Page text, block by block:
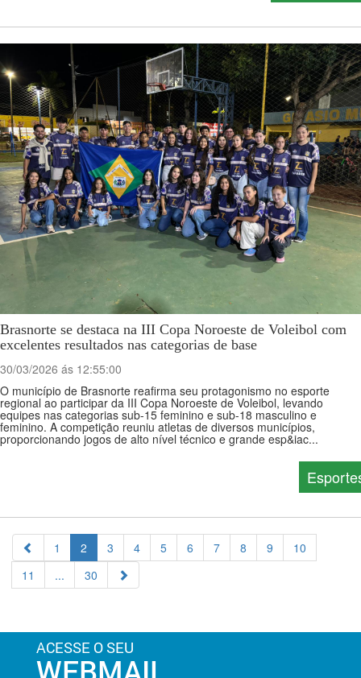
Brasnorte se destaca na III Copa Noroeste de Voleibol com
excelentes resultados nas categorias de base
30/03/2026 ás 12:55:00
O município de Brasnorte reafirma seu protagonismo no esporte
regional ao participar da III Copa Noroeste de Voleibol, levando
equipes nas categorias sub-15 feminino e sub-18 masculino e
feminino. A competição reuniu atletas de diversos municípios,
proporcionando jogos de alto nível técnico e grande esp&iac...
1 2 3 4 5 6 7 8 9
10
11
... 30
ACESSE O SEU